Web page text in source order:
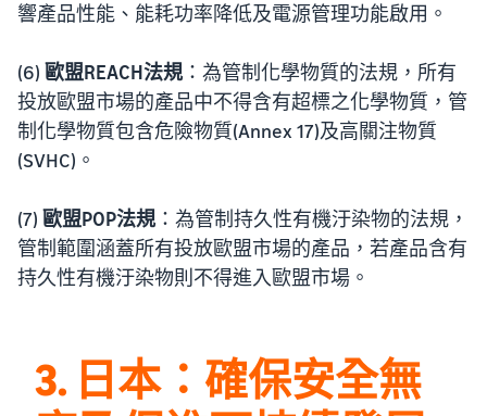
響產品性能、能耗功率降低及電源管理功能啟用。
(6) 歐盟REACH法規 ：為管制化學物質的法規，所有
投放歐盟市場的產品中不得含有超標之化學物質，管
制化學物質包含危險物質(Annex 17)及高關注物質
(SVHC)。
(7) 歐盟POP法規 ：為管制持久性有機汙染物的法規，
管制範圍涵蓋所有投放歐盟市場的產品，若產品含有
持久性有機汙染物則不得進入歐盟市場。
3. 日本：確保安全無